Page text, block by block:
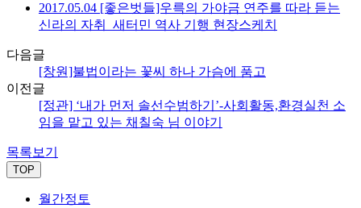
2017.05.04 [좋은벗들]우륵의 가야금 연주를 따라 듣는
신라의 자취_새터민 역사 기행 현장스케치
다음글
[창원]불법이라는 꽃씨 하나 가슴에 품고
이전글
[정관] ‘내가 먼저 솔선수범하기’-사회활동,환경실천 소
임을 맡고 있는 채칠숙 님 이야기
목록보기
TOP
월간정토